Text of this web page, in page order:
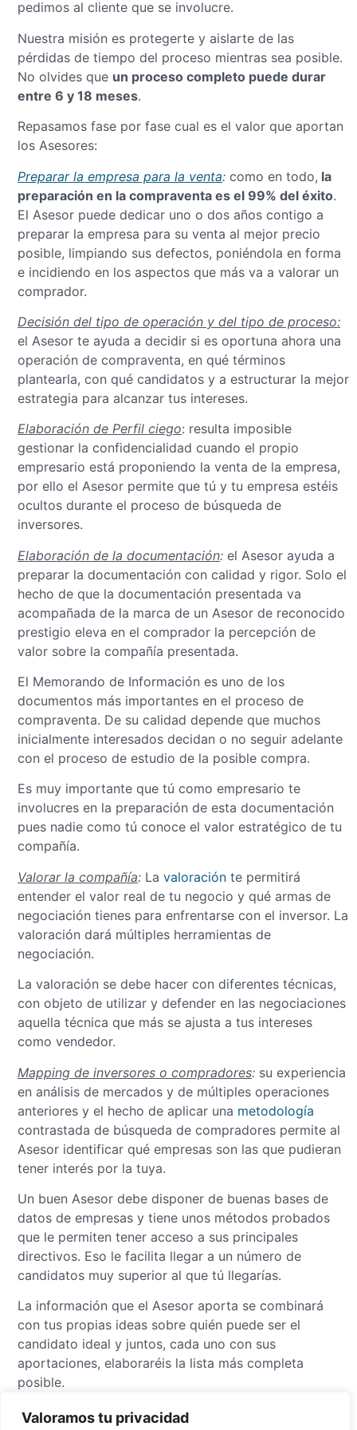
Valoramos tu privacidad
pedimos al cliente que se involucre.
Nuestra misión es protegerte y aislarte de las
pérdidas de tiempo del proceso mientras sea posible.
No olvides que un proceso completo puede durar
entre 6 y 18 meses.
Repasamos fase por fase cual es el valor que aportan
los Asesores:
Preparar la empresa para la venta: como en todo, la
preparación en la compraventa es el 99% del éxito.
El Asesor puede dedicar uno o dos años contigo a
preparar la empresa para su venta al mejor precio
posible, limpiando sus defectos, poniéndola en forma
e incidiendo en los aspectos que más va a valorar un
comprador.
Decisión del tipo de operación y del tipo de proceso:
el Asesor te ayuda a decidir si es oportuna ahora una
operación de compraventa, en qué términos
plantearla, con qué candidatos y a estructurar la mejor
estrategia para alcanzar tus intereses.
Elaboración de Perfil ciego: resulta imposible
gestionar la confidencialidad cuando el propio
empresario está proponiendo la venta de la empresa,
por ello el Asesor permite que tú y tu empresa estéis
ocultos durante el proceso de búsqueda de
inversores.
Elaboración de la documentación: el Asesor ayuda a
preparar la documentación con calidad y rigor. Solo el
hecho de que la documentación presentada va
acompañada de la marca de un Asesor de reconocido
prestigio eleva en el comprador la percepción de
valor sobre la compañía presentada.
El Memorando de Información es uno de los
documentos más importantes en el proceso de
compraventa. De su calidad depende que muchos
inicialmente interesados decidan o no seguir adelante
con el proceso de estudio de la posible compra.
Es muy importante que tú como empresario te
involucres en la preparación de esta documentación
pues nadie como tú conoce el valor estratégico de tu
compañía.
Valorar la compañía: La valoración te permitirá
entender el valor real de tu negocio y qué armas de
negociación tienes para enfrentarse con el inversor. La
valoración dará múltiples herramientas de
negociación.
La valoración se debe hacer con diferentes técnicas,
con objeto de utilizar y defender en las negociaciones
aquella técnica que más se ajusta a tus intereses
como vendedor.
Mapping de inversores o compradores: su experiencia
en análisis de mercados y de múltiples operaciones
anteriores y el hecho de aplicar una metodología
contrastada de búsqueda de compradores permite al
Asesor identificar qué empresas son las que pudieran
tener interés por la tuya.
Un buen Asesor debe disponer de buenas bases de
datos de empresas y tiene unos métodos probados
que le permiten tener acceso a sus principales
directivos. Eso le facilita llegar a un número de
candidatos muy superior al que tú llegarías.
La información que el Asesor aporta se combinará
con tus propias ideas sobre quién puede ser el
candidato ideal y juntos, cada uno con sus
aportaciones, elaboraréis la lista más completa
posible.
Establecimiento de contactos